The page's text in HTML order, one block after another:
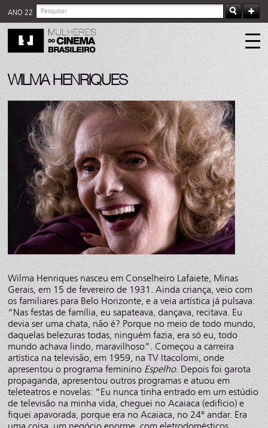
ANO 22
WILMA HENRIQUES
Wilma Henriques nasceu em Conselheiro Lafaiete, Minas
Gerais, em 15 de fevereiro de 1931. Ainda criança, veio com
os familiares para Belo Horizonte, e a veia artística já pulsava:
“Nas festas de família, eu sapateava, dançava, recitava. Eu
devia ser uma chata, não é? Porque no meio de todo mundo,
daquelas belezuras todas, ninguém fazia, era só eu, todo
mundo achava lindo, maravilhoso”. Começou a carreira
artística na televisão, em 1959, na TV Itacolomi, onde
apresentou o programa feminino Espelho. Depois foi garota
propaganda, apresentou outros programas e atuou em
teleteatros e novelas: “Eu nunca tinha entrado em um estúdio
de televisão na minha vida, cheguei no Acaiaca (edifício) e
fiquei apavorada, porque era no Acaiaca, no 24º andar. Era